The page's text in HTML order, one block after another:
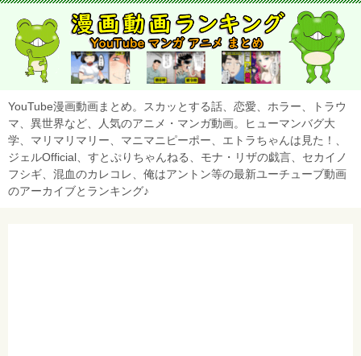
YouTube漫画動画まとめ。スカッとする話、恋愛、ホラー、トラウ
マ、異世界など、人気のアニメ・マンガ動画。ヒューマンバグ大
学、マリマリマリー、マニマニピーポー、エトラちゃんは見た！、
ジェルOfficial、すとぷりちゃんねる、モナ・リザの戯言、セカイノ
フシギ、混血のカレコレ、俺はアントン等の最新ユーチューブ動画
のアーカイブとランキング♪